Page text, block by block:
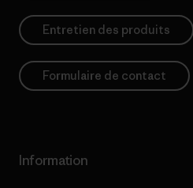
Entretien des produits
Formulaire de contact
Information